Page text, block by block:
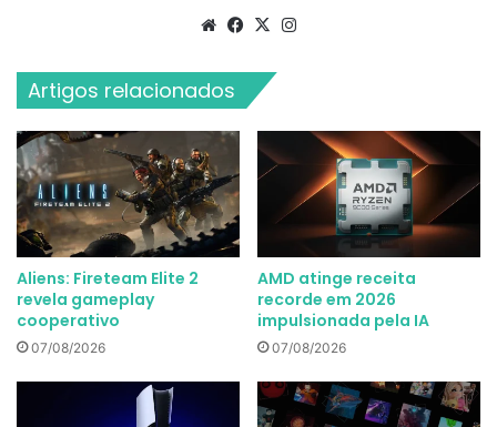
WebsiteFacebook
X
Artigos relacionados
Aliens: Fireteam Elite 2
revela gameplay
cooperativo
07/08/2026
AMD atinge receita
recorde em 2026
impulsionada pela IA
07/08/2026